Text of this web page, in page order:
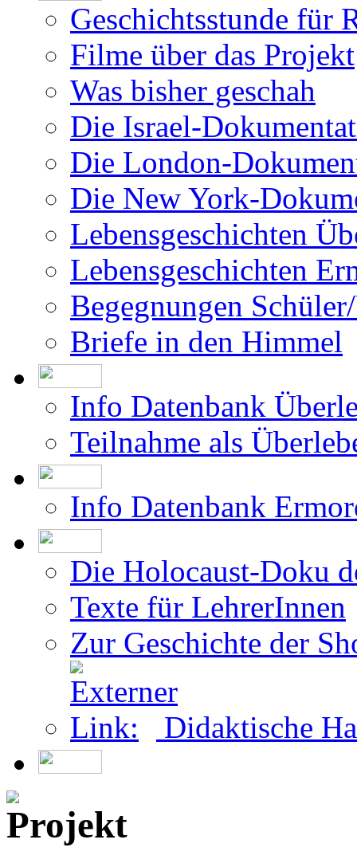
Geschichtsstunde für
Filme über das Projekt
Was bisher geschah
Die Israel-
Die London-
Die New York-
Lebensgeschichten
Lebensgeschichten
Begegnungen
Briefe in den Himmel
Info Datenbank
Teilnahme als
Info Datenbank
Die Holocaust-Doku
Texte für LehrerInnen
Zur Geschichte der
Didaktische